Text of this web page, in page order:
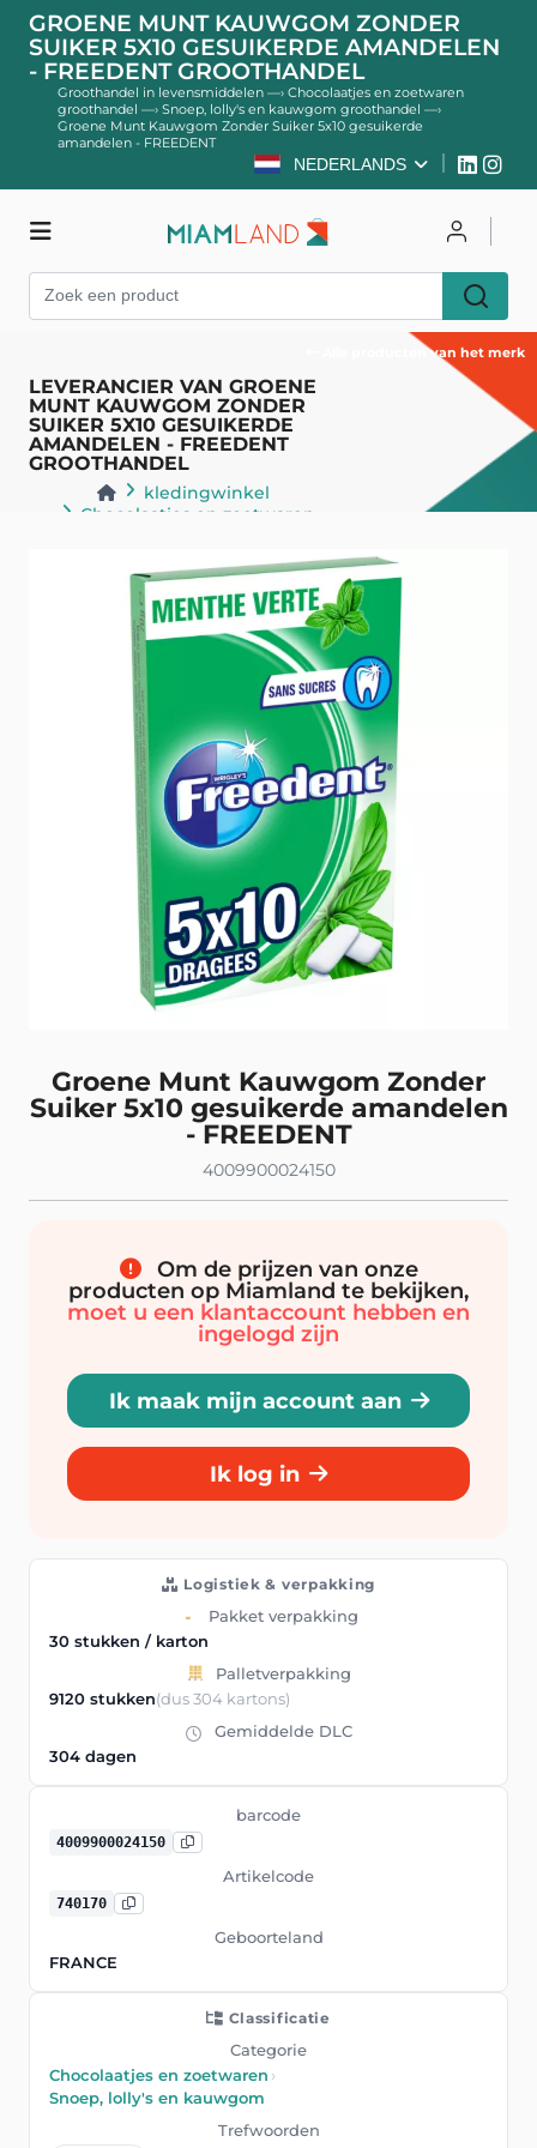
GROENE MUNT KAUWGOM ZONDER
SUIKER 5X10 GESUIKERDE AMANDELEN
- FREEDENT GROOTHANDEL
Groothandel in levensmiddelen —› Chocolaatjes en zoetwaren
groothandel —› Snoep, lolly's en kauwgom groothandel —›
Groene Munt Kauwgom Zonder Suiker 5x10 gesuikerde
amandelen - FREEDENT
NEDERLANDS
LEVERANCIER VAN GROENE
MUNT KAUWGOM ZONDER
SUIKER 5X10 GESUIKERDE
AMANDELEN - FREEDENT
GROOTHANDEL
kledingwinkel
Chocolaatjes en zoetwaren
Alle producten van het merk
Groene Munt Kauwgom Zonder
Suiker 5x10 gesuikerde amandelen
- FREEDENT
4009900024150
Om de prijzen van onze
producten op Miamland te bekijken,
moet u een klantaccount hebben en
ingelogd zijn
Ik maak mijn account aan
Ik log in
Logistiek & verpakking
Pakket verpakking
30 stukken / karton
Palletverpakking
9120 stukken(dus 304 kartons)
Gemiddelde DLC
304 dagen
barcode
4009900024150
Artikelcode
740170
Geboorteland
FRANCE
Classificatie
Categorie
Chocolaatjes en zoetwaren ›
Snoep, lolly's en kauwgom
Trefwoorden
Register